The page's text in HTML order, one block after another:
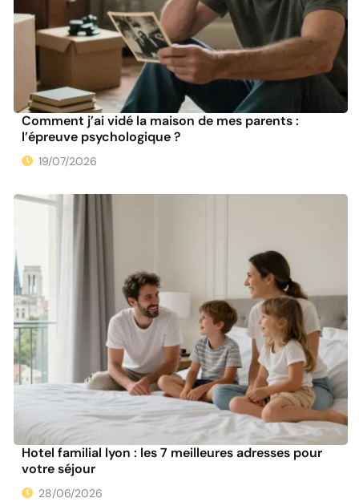
Comment j’ai vidé la maison de mes parents :
l’épreuve psychologique ?
19/07/2026
Hotel familial lyon : les 7 meilleures adresses pour
votre séjour
28/06/2026